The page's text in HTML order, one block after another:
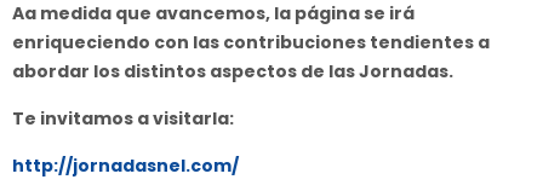
Aa medida que avancemos, la página se irá
enriqueciendo con las contribuciones tendientes a
abordar los distintos aspectos de las Jornadas.
Te invitamos a visitarla:
http://jornadasnel.com/